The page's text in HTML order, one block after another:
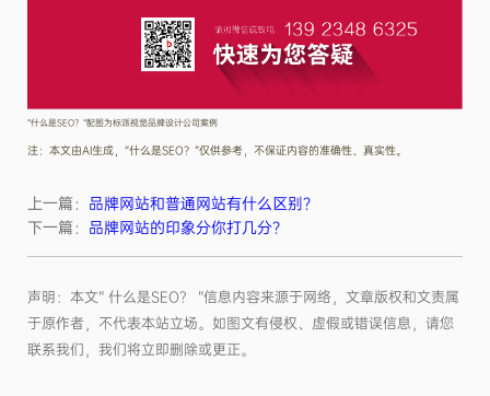
“什么是SEO？”配图为标派视觉品牌设计公司案例
注：本文由AI生成，“什么是SEO？”仅供参考，不保证内容的准确性、真实性。
上一篇： 品牌网站和普通网站有什么区别？
下一篇： 品牌网站的印象分你打几分？
声明：本文“ 什么是SEO？ ”信息内容来源于网络，文章版权和文责属
于原作者，不代表本站立场。如图文有侵权、虚假或错误信息，请您
联系我们，我们将立即删除或更正。